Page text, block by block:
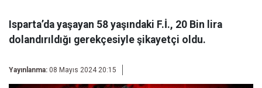
Isparta’da yaşayan 58 yaşındaki F.İ., 20 Bin lira
dolandırıldığı gerekçesiyle şikayetçi oldu.
Yayınlanma: 08 Mayıs 2024 20:15